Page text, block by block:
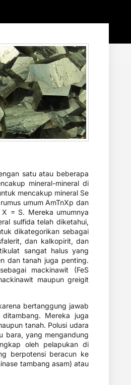
satu atau beberapa
mineral-mineral di
mencakup mineral Se
umum Am​Tn​Xp​ dan
= S. Mereka umumnya
sulfida telah diketahui,
dikategorikan sebagai
dan kalkopirit, dan
sangat halus yang
dan tanah juga penting.
mackinawit (FeS
maupun greigit
bertanggung jawab
Mereka juga
tanah. Polusi udara
bara, yang mengandung
oleh pelapukan di
berpotensi beracun ke
tambang asam) atau